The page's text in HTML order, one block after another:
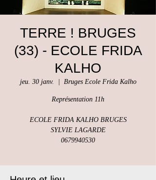
TERRE ! BRUGES
(33) - ECOLE FRIDA
KALHO
jeu. 30 janv. Bruges Ecole Frida Kalho
Représentation 11h
ECOLE FRIDA KALHO BRUGES
SYLVIE LAGARDE
0679940530